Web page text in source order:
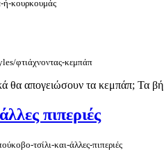
κουρκουμάς
φτιάχνοντας-κεμπάπ
θα απογειώσουν τα κεμπάπ; Τα
πιπεριές
τσίλι-και-άλλες-πιπεριές